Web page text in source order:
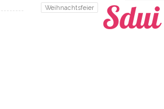
Weihnachtsfeier